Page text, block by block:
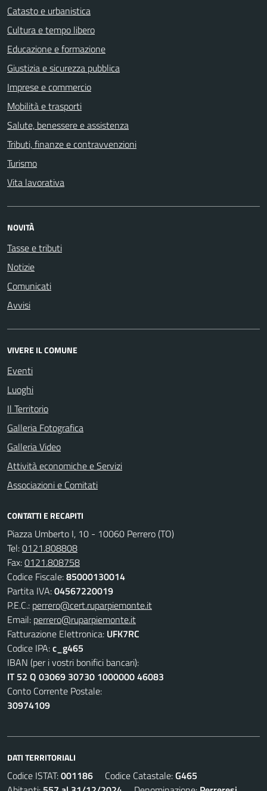
Catasto e urbanistica
Cultura e tempo libero
Educazione e formazione
Giustizia e sicurezza pubblica
Imprese e commercio
Mobilità e trasporti
Salute, benessere e assistenza
Tributi, finanze e contravvenzioni
Turismo
Vita lavorativa
NOVITÀ
Tasse e tributi
Notizie
Comunicati
Avvisi
VIVERE IL COMUNE
Eventi
Luoghi
Il Territorio
Galleria Fotografica
Galleria Video
Attività economiche e Servizi
Associazioni e Comitati
CONTATTI E RECAPITI
Piazza Umberto I, 10 - 10060 Perrero (TO)
Tel:0121.808808
Fax:0121.808758
Codice Fiscale:85000130014
Partita IVA:04567220019
P.E.C.: perrero@cert.ruparpiemonte.it
Email: perrero@ruparpiemonte.it
Fatturazione Elettronica: UFK7RC
Codice IPA:c_g465
IBAN (per i vostri bonifici bancari):
IT 52 Q 03069 30730 1000000 46083
Conto Corrente Postale:
30974109
DATI TERRITORIALI
Codice ISTAT:001186 Codice Catastale:G465